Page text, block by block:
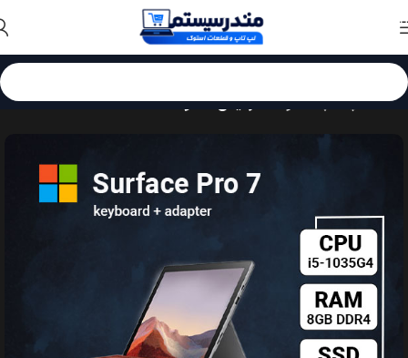
Skip to navigation
Skip to main content
خانه لپ تاپ استوک سرفیس استوک